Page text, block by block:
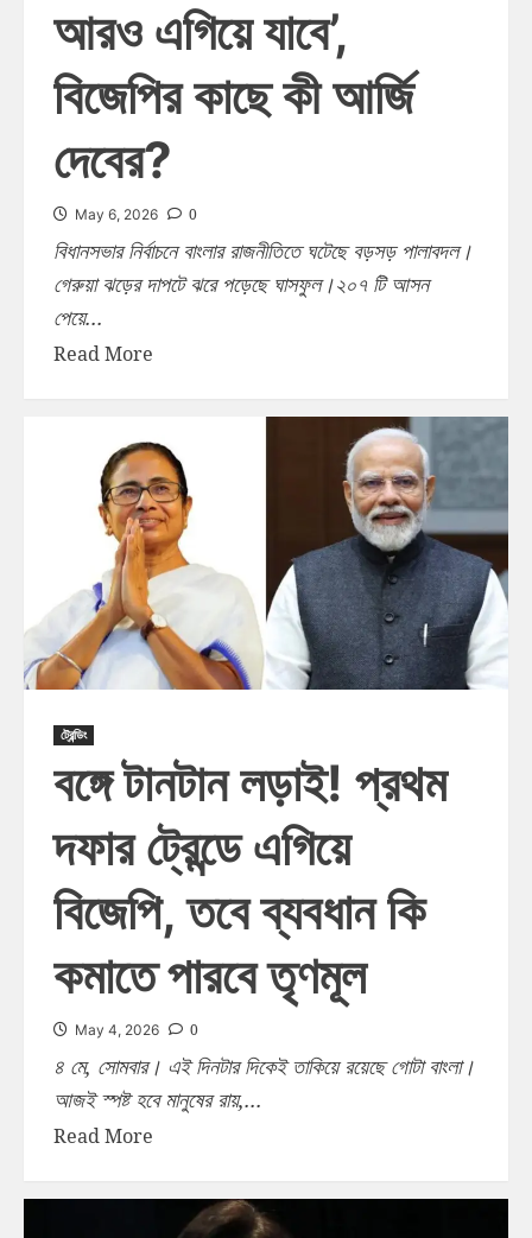
আরও এগিয়ে যাবে’,
বিজেপির কাছে কী আর্জি
দেবের?
May 6, 2026 0
বিধানসভার নির্বাচনে বাংলার রাজনীতিতে ঘটেছে বড়সড় পালাবদল।
গেরুয়া ঝড়ের দাপটে ঝরে পড়েছে ঘাসফুল।২০৭ টি আসন
পেয়ে...
Read More
ট্রেন্ডিং
বঙ্গে টানটান লড়াই! প্রথম
দফার ট্রেন্ডে এগিয়ে
বিজেপি, তবে ব্যবধান কি
কমাতে পারবে তৃণমূল
May 4, 2026 0
৪ মে, সোমবার। এই দিনটার দিকেই তাকিয়ে রয়েছে গোটা বাংলা।
আজই স্পষ্ট হবে মানুষের রায়,...
Read More